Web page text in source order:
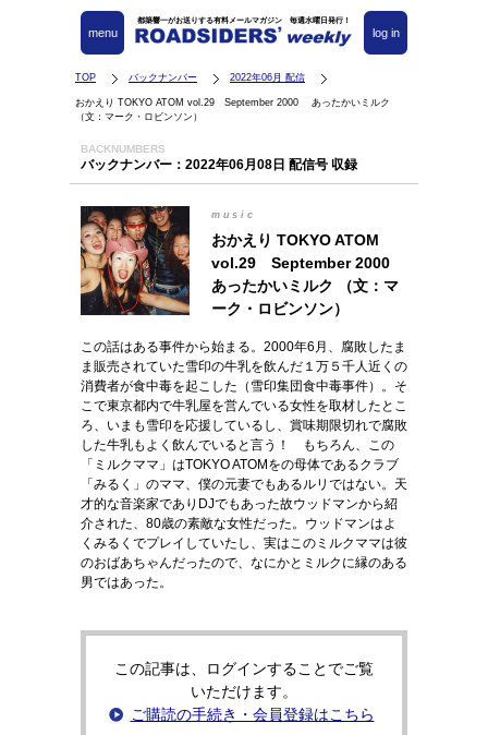
都築響一がお送りする有料メールマガジン 毎週水曜日発行！
log in
menu
TOP バックナンバー 2022年06月 配信
おかえり TOKYO ATOM vol.29 September 2000 あったかいミルク
（文：マーク・ロビンソン）
BACKNUMBERS
バックナンバー：2022年06月08日 配信号 収録
music
おかえり TOKYO ATOM
vol.29 September 2000
あったかいミルク （文：マ
ーク・ロビンソン）
この話はある事件から始まる。2000年6月、腐敗したま
ま販売されていた雪印の牛乳を飲んだ１万５千人近くの
消費者が食中毒を起こした（雪印集団食中毒事件）。そ
こで東京都内で牛乳屋を営んでいる女性を取材したとこ
ろ、いまも雪印を応援しているし、賞味期限切れで腐敗
した牛乳もよく飲んでいると言う！ もちろん、この
「ミルクママ」はTOKYO ATOMをの母体であるクラブ
「みるく」のママ、僕の元妻でもあるルリではない。天
才的な音楽家でありDJでもあった故ウッドマンから紹
介された、80歳の素敵な女性だった。ウッドマンはよ
くみるくでプレイしていたし、実はこのミルクママは彼
のおばあちゃんだったので、なにかとミルクに縁のある
男ではあった。
この記事は、ログインすることでご覧
いただけます。
ご購読の手続き・会員登録はこちら